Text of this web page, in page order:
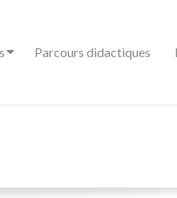
Parcours didactiques